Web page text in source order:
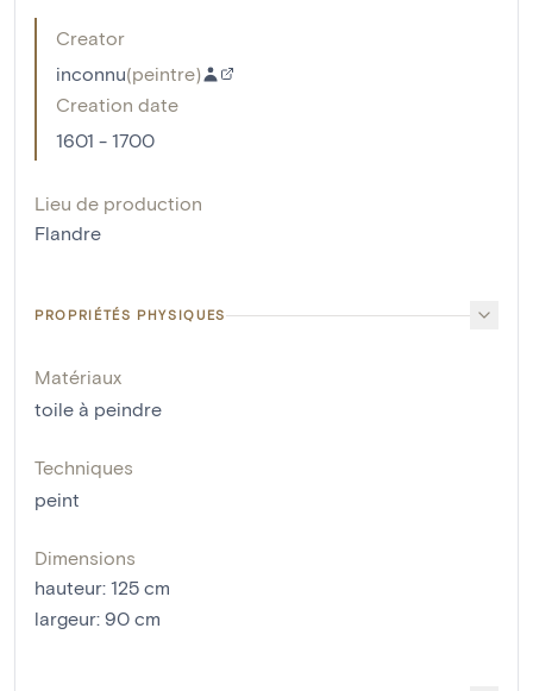
Creator
inconnu(peintre)
Creation date
1601 - 1700
Lieu de production
Flandre
PROPRIÉTÉS PHYSIQUES
Matériaux
toile à peindre
Techniques
peint
Dimensions
hauteur: 125 cm
largeur: 90 cm